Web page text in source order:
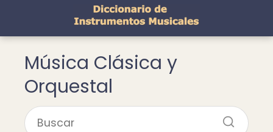
Música Clásica y
Orquestal